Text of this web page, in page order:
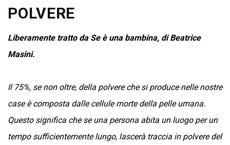
POLVERE
Liberamente tratto da Se è una bambina, di Beatrice
Masini.
Il 75%, se non oltre, della polvere che si produce nelle nostre
case è composta dalle cellule morte della pelle umana.
Questo significa che se una persona abita un luogo per un
tempo sufficientemente lungo, lascerà traccia in polvere del